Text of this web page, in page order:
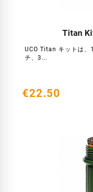
Titan
UCO Titan キットは、
チ、3...

€22.50